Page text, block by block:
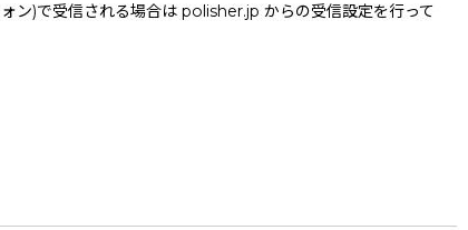
ン)で受信される場合は polisher.jp からの受信設定を行って